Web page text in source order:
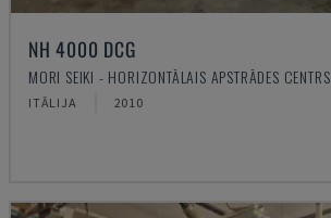
NH 4000 DCG
MORI SEIKI - HORIZONTĀLAIS APSTRĀDES CENTRS
ITĀLIJA 2010